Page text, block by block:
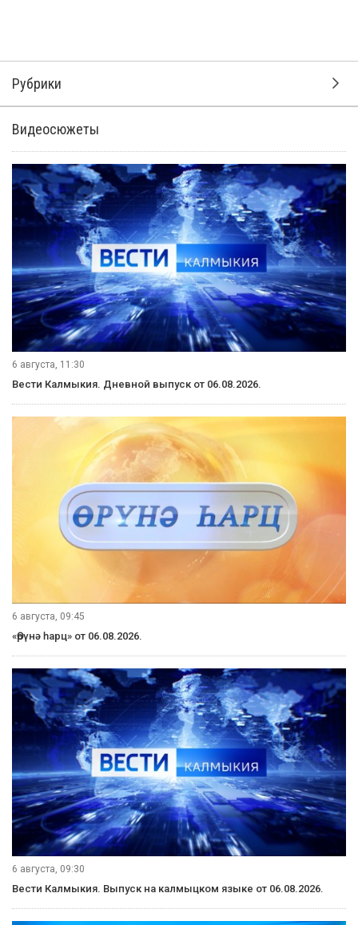
специалистов Юга России и
СКФО на AI Journey Contestс
призовым фондом 8 миллионов
рублей
С 10 по 12 ноября пройдёт международная онлайн-
конференцияAI Journey 2021, одно из ключевых
мероприятий Года науки и технологий в России. Для
просмотра AI Journey 2021 необходимо пройти
регистрацию насайте конференции.
В прошлом году AI Journey стала самым масштабным в
мире мероприятием по искусственному интеллекту и
анализу данных: в конференции приняло участие около 30
тысяч специалистов более чем из 100 стран. Здесь
выступили 225 спикеров, их доклады посмотрели в общей
сложности более 30 миллионов раз.
В рамках конференции у разработчиков и специалистов
есть уникальная возможность проявить свои таланты в
решении актуальных задач применения ИИ, в том числе в
области AGI, и заявить о себе на весь мир на
ежегодномонлайн-соревнованиипо искусственному
интеллекту (ИИ)— AI Journey Contest 2021
. Впервые AI
Journey Contest будет проводиться на платформе DSWorks,
работающей на мощностях самого мощного
суперкомпьютера в России «Кристофари», созданного
Сбером.
Зарегистрироваться и решить предложенные задачи
можно до 31 октября 2021 года.К соревнованию
допускаются участники старше 18 лет. Победители
разделят призовой фонд, превышающий восемь
миллионов рублей. Награждение авторов лучших решений
состоится в ноябре на конференцииAI Journey 2021.
Вступайте в нашу группу Вконтакте!